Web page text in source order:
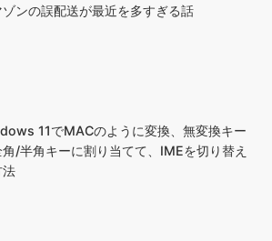
ゾンの誤配送が最近を多すぎる話
11でMACのように変換、無変換キー
角/半角キーに割り当てて、IMEを切り替え
法